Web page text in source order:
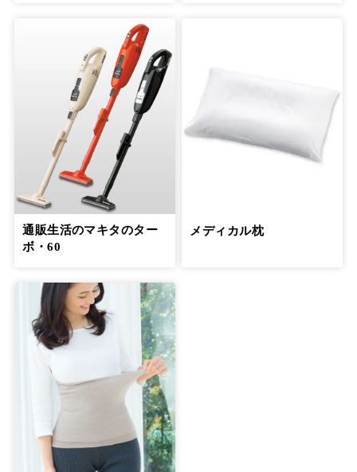
通販生活のマキタのター
ボ・60
メディカル枕